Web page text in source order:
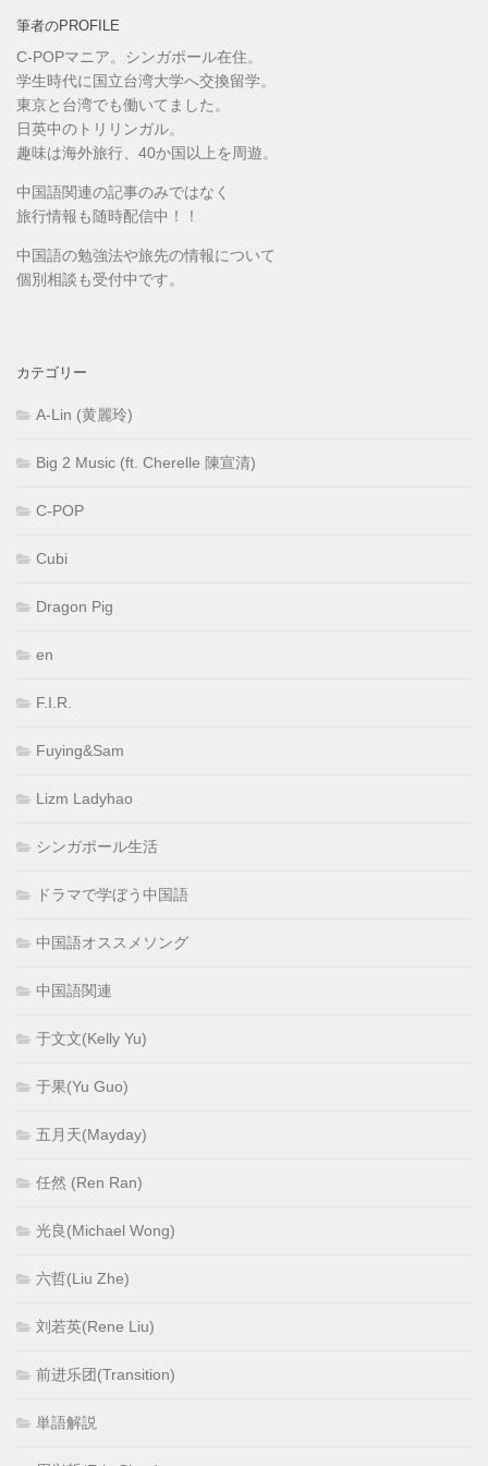
筆者のPROFILE
C-POPマニア。シンガポール在住。
学生時代に国立台湾大学へ交換留学。
東京と台湾でも働いてました。
日英中のトリリンガル。
趣味は海外旅行、40か国以上を周遊。
中国語関連の記事のみではなく
旅行情報も随時配信中！！
中国語の勉強法や旅先の情報について
個別相談も受付中です。
カテゴリー
A-Lin (黄麗玲)
Big 2 Music (ft. Cherelle 陳宣清)
C-POP
Cubi
Dragon Pig
en
F.I.R.
Fuying&Sam
Lizm Ladyhao
シンガポール生活
ドラマで学ぼう中国語
中国語オススメソング
中国語関連
于文文(Kelly Yu)
于果(Yu Guo)
五月天(Mayday)
任然 (Ren Ran)
光良(Michael Wong)
六哲(Liu Zhe)
刘若英(Rene Liu)
前进乐团(Transition)
単語解説